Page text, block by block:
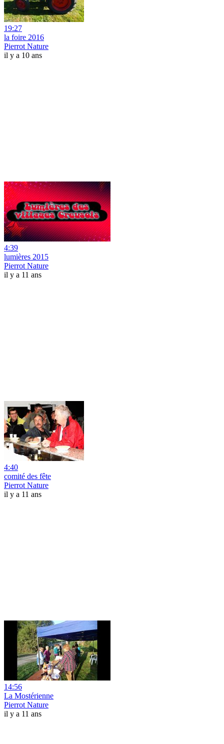
19:27
la foire 2016
Pierrot Nature
il y a 10 ans
4:39
lumières 2015
Pierrot Nature
il y a 11 ans
4:40
comité des fête
Pierrot Nature
il y a 11 ans
14:56
La Mostérienne
Pierrot Nature
il y a 11 ans